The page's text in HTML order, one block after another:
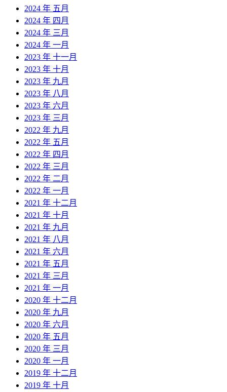
2024 年 五月
2024 年 四月
2024 年 三月
2024 年 一月
2023 年 十一月
2023 年 十月
2023 年 九月
2023 年 八月
2023 年 六月
2023 年 三月
2022 年 九月
2022 年 五月
2022 年 四月
2022 年 三月
2022 年 二月
2022 年 一月
2021 年 十二月
2021 年 十月
2021 年 九月
2021 年 八月
2021 年 六月
2021 年 五月
2021 年 三月
2021 年 一月
2020 年 十二月
2020 年 九月
2020 年 六月
2020 年 五月
2020 年 三月
2020 年 一月
2019 年 十二月
2019 年 十月